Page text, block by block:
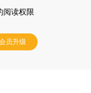
阅读权限
员升级